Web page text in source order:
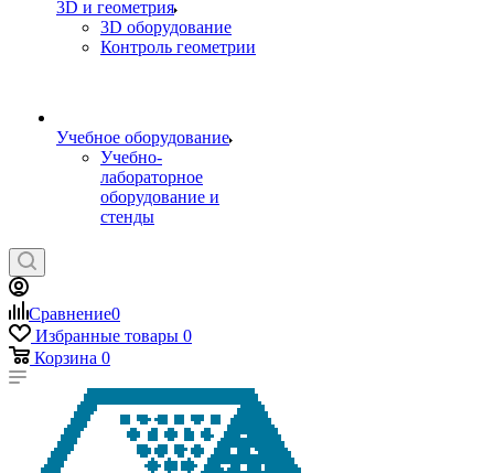
3D и геометрия
3D оборудование
Контроль геометрии
Учебное оборудование
Учебно-
лабораторное
оборудование и
стенды
Сравнение0
Избранные товары 0
Корзина 0